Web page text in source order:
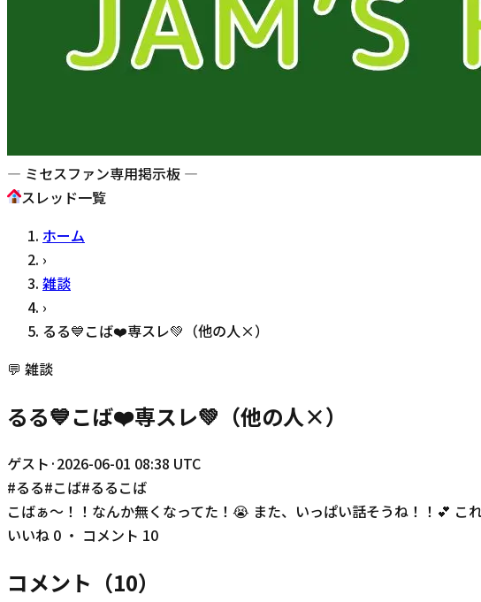
— ミセスファン専用掲示板 —
スレッド一覧
ホーム
›
雑談
›
るる💙こば❤️専スレ💚（他の人×）
💬 雑談
るる💙こば❤️専スレ💚（他の人×）
ゲスト ·2026-06-01 08:38 UTC
#るる#こば#るるこば
こばぁ〜！！なんか無くなってた！😭 また、いっぱい話そうね！！💕 こ
いいね 0 ・ コメント 10
コメント（10）